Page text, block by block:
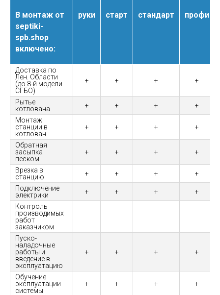
В монтаж от
septiki-
spb.shop
включено:
руки старт стандарт профи
Доставка по
Лен. Области
(до 8-й модели
СГБО)
+ + + +
Рытье
котлована
+ + +
+
Монтаж
станции в
котлован
+ + + +
Обратная
засыпка
песком
+ + + +
Врезка в
станцию
+ + +
+
Подключение
электрики
+ + +
+
Контроль
производимых
работ
заказчиком
Пуско-
наладочные
работы и
введение в
эксплуатацию
+ + + +
Обучение
эксплуатации
системы
+ + + +